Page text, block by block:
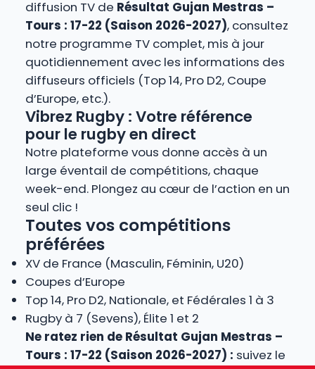
diffusion TV de Résultat Gujan Mestras –
Tours : 17-22 (Saison 2026-2027), consultez
notre programme TV complet, mis à jour
quotidiennement avec les informations des
diffuseurs officiels (Top 14, Pro D2, Coupe
d’Europe, etc.).
Vibrez Rugby : Votre référence
pour le rugby en direct
Notre plateforme vous donne accès à un
large éventail de compétitions, chaque
week-end. Plongez au cœur de l’action en un
seul clic !
Toutes vos compétitions
préférées
XV de France (Masculin, Féminin, U20)
Coupes d’Europe
Top 14, Pro D2, Nationale, et Fédérales 1 à 3
Rugby à 7 (Sevens), Élite 1 et 2
Ne ratez rien de Résultat Gujan Mestras –
Tours : 17-22 (Saison 2026-2027) : suivez le